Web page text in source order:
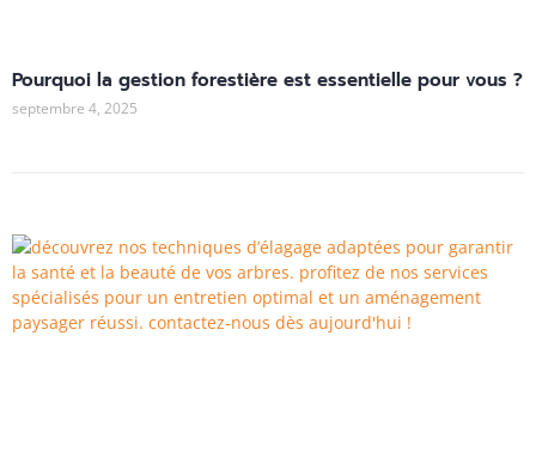
Pourquoi la gestion forestière est essentielle pour vous ?
septembre 4, 2025